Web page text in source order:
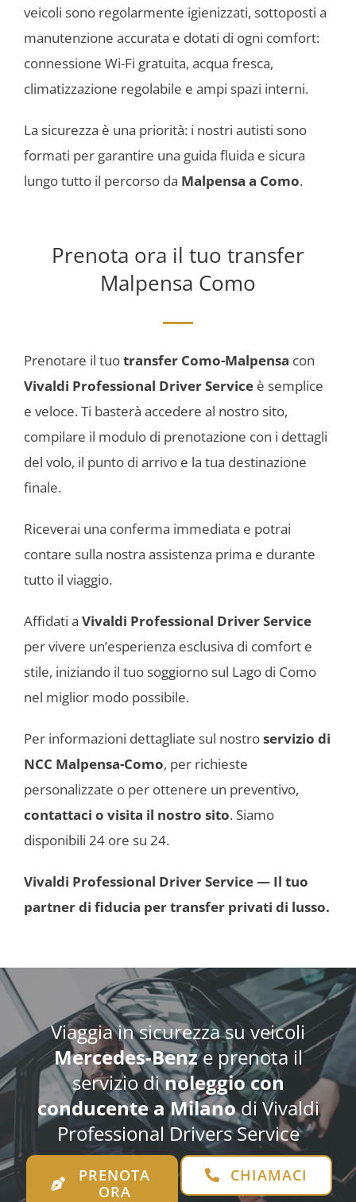
veicoli sono regolarmente igienizzati, sottoposti a
manutenzione accurata e dotati di ogni comfort:
connessione Wi-Fi gratuita, acqua fresca,
climatizzazione regolabile e ampi spazi interni.
La sicurezza è una priorità: i nostri autisti sono
formati per garantire una guida fluida e sicura
lungo tutto il percorso da Malpensa a Como.
Prenota ora il tuo transfer
Malpensa Como
Prenotare il tuotransfer Como-Malpensa con
Vivaldi Professional Driver Serviceè semplice
e veloce. Ti basterà accedere al nostro sito,
compilare il modulo di prenotazione con i dettagli
del volo, il punto di arrivo e la tua destinazione
finale.
Riceverai una conferma immediata e potrai
contare sulla nostra assistenza prima e durante
tutto il viaggio.
Affidati a Vivaldi Professional Driver Service
per vivere un’esperienza esclusiva di comfort e
stile, iniziando il tuo soggiorno sul Lago di Como
nel miglior modo possibile.
Per informazioni dettagliate sul nostroservizio di
NCC Malpensa-Como, per richieste
personalizzate o per ottenere un preventivo,
contattaci o visita il nostro sito. Siamo
disponibili 24 ore su 24.
Vivaldi Professional Driver Service — Il tuo
partner di fiducia per transfer privati di lusso.
Viaggia in sicurezza su veicoli
Mercedes-Benze prenota il
servizio dinoleggio con
conducentea Milanodi Vivaldi
Professional Drivers Service
PRENOTA
ORA
CHIAMACI